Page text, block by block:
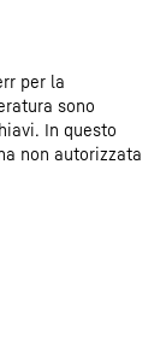
per la
sono
In questo
non autorizzata